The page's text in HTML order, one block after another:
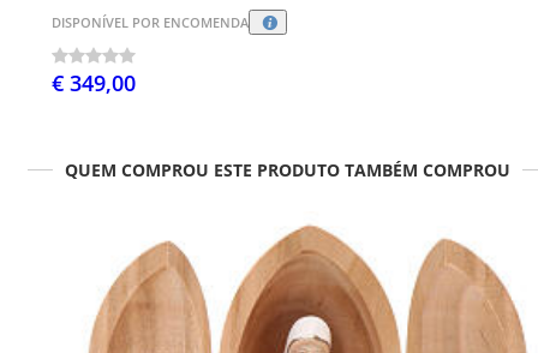
DISPONÍVEL POR ENCOMENDA
€ 349,00
QUEM COMPROU ESTE PRODUTO TAMBÉM COMPROU